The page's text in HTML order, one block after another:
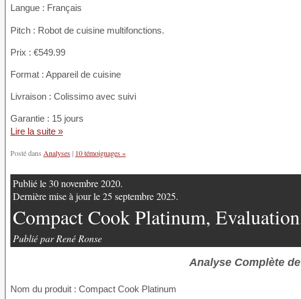
Langue : Français
Pitch : Robot de cuisine multifonctions.
Prix : €549.99
Format : Appareil de cuisine
Livraison : Colissimo avec suivi
Garantie : 15 jours
Lire la suite »
Posté dans Analyses| 10 témoignages »
Publié le 30 novembre 2020.
Dernière mise à jour le 25 septembre 2025.
Compact Cook Platinum,
Publié par René Ronse
Analyse Complète
Nom du produit : Compact Cook Platinum